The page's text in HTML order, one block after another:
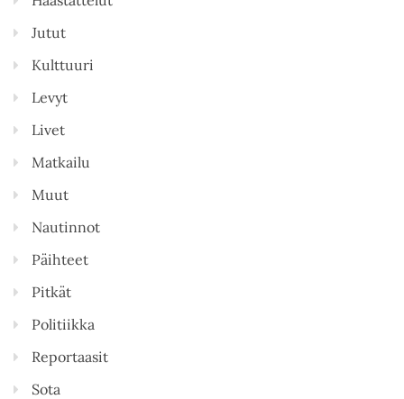
Jutut
Kulttuuri
Levyt
Livet
Matkailu
Muut
Nautinnot
Päihteet
Pitkät
Politiikka
Reportaasit
Sota